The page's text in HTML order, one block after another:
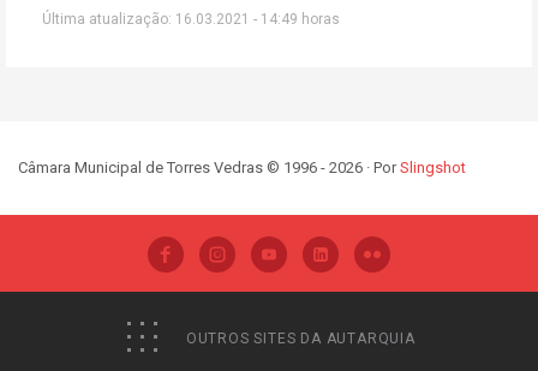
Última atualização: 16.03.2021 - 14:49 horas
Câmara Municipal de Torres Vedras © 1996 - 2026 · PorSlingshot
OUTROS SITES DA AUTARQUIA